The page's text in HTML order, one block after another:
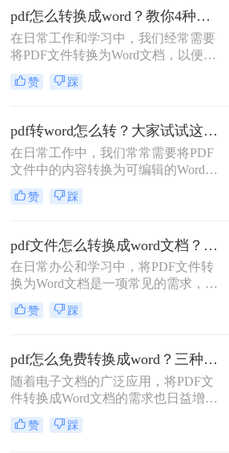
展，现在有许多在线工具可以轻松实
现PDF到Word的转换，无需安装任何
软件。本文将向您介绍如何使用这些
在线服务来完成转换，并提供一些选
择在线转换工具时应考虑的因素。
pdf怎么转换成word？教你4种实用转换方法！
在日常工作和学习中，我们经常需要
将PDF文件转换为Word文档，以便进
行编辑、修改或格式调整。
PDF（Portable Document Format）因
欢迎，但Word文档则提供了更灵活的
编辑功能。那么pdf怎么转换成word
呢？本文将详细介绍几种将PDF转换
成Word的高效方法，帮助用户轻松应
对这一需求。
赞 踩
pdf转word怎么转？大家试试这三种转换方法！
在日常工作中，我们常常需要将PDF
文件中的内容转换为可编辑的Word文
档，以便于修改或重新排版。幸运的
是，随着技术的发展，现在有多种方
那么pdf转word怎么转呢？本文将介绍
三种常见的PDF转Word的方法，包括
在线转换工具、使用Microsoft Office
以及专业软件转换。
赞 踩
pdf文件怎么转换成word文档？这4个好用的方法千万别错过！
在日常办公和学习中，将PDF文件转
换为Word文档是一项常见的需求，以
便进行编辑、修改或格式调整。虽然
PDF格式因其跨平台兼容性和内容稳
内容时，Word文档提供了更大的灵活
性和便利性。那么pdf文件怎么转换成
word文档呢？本文将介绍四种将PDF
文件转换为Word文档的实用方法，帮
助您轻松应对这一需求。
赞 踩
pdf怎么免费转换成word？三种方法任你选择！
随着电子文档的广泛应用，将PDF文
件转换成Word文档的需求也日益增
长。虽然有一些付费软件能够提供高
质量的转换效果，但对于一些用户来
赞 踩